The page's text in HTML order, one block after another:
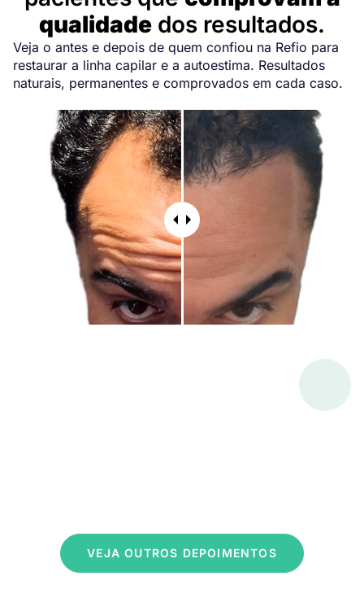
qualidade dos resultados.
Veja o antes e depois de quem confiou na Refio para
restaurar a linha capilar e a autoestima. Resultados
naturais, permanentes e comprovados em cada caso.
VEJA OUTROS DEPOIMENTOS